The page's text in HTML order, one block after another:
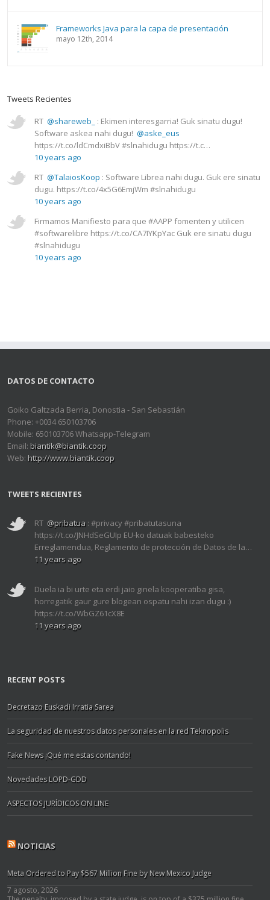
Frameworks Java para la capa de presentación
mayo 12th, 2014
Tweets Recientes
RT @shareweb_
: Ekimen interesgarria! Guk sinatu dugu!
Software askea nahi dugu! @aske_eus
https://t.co/ldCmdxiBbV #slnahidugu https://t.c…
10 years ago
RT @TalaiosKoop : Software Librea nahi dugu. Guk ere sinatu
dugu. https://t.co/4x5G6EmjWm #slnahidugu
10 years ago
Firmamos Manifiesto para que #AAPP fomenten y utilicen
#softwarelibre https://t.co/CA7IYKpYac Guk ere sinatu dugu
#slnahidugu
10 years ago
DATOS DE CONTACTO
Goiko Galtzada Berria, Donostia - San Sebastián
Phone: +0034 650103706
Mobile: 650103706 Whatsapp-Telegram
Email: biantik@biantik.coop
Web: http://www.biantik.coop
TWEETS RECIENTES
RT @pribatua : #privacy #pribatutasuna
https://t.co/JNHdSeGUIp EU-ko datuak babesteko
Erreglamendua, Reglamento de protección de Datos de la…
11 years ago
Duela ia bi urte eta erdi jaio ginela kooperatiba gisa,
horregatik gaur gure blogean ospatu nahi izan dugu :)
https://t.co/WbGZ61cX8E
11 years ago
RECENT POSTS
Decretazo Euskadi Irratia Sarea
La seguridad de nuestros datos personales en la red Teknopolis
Fake News ¡Qué me estas contando!
Novedades LOPD-GDD
ASPECTOS JURÍDICOS ON LINE
NOTICIAS
Meta Ordered to Pay $567 Million Fine by New Mexico Judge
7 agosto, 2026